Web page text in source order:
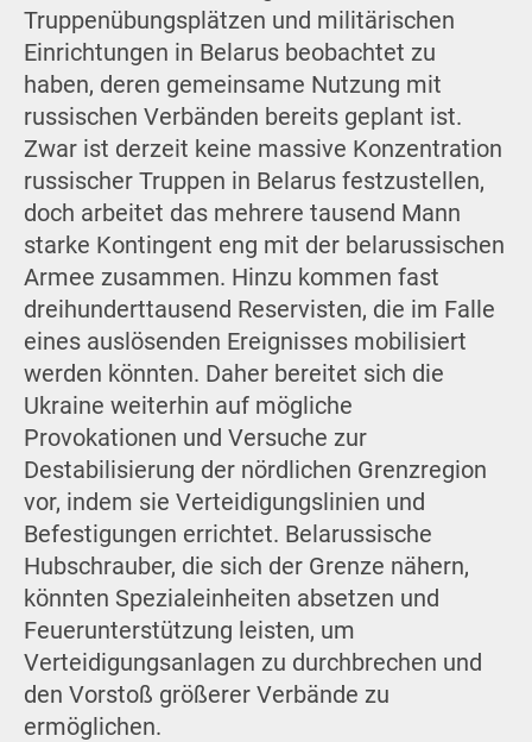
Truppenübungsplätzen und militärischen
Einrichtungen in Belarus beobachtet zu
haben, deren gemeinsame Nutzung mit
russischen Verbänden bereits geplant ist.
Zwar ist derzeit keine massive Konzentration
russischer Truppen in Belarus festzustellen,
doch arbeitet das mehrere tausend Mann
starke Kontingent eng mit der belarussischen
Armee zusammen. Hinzu kommen fast
dreihunderttausend Reservisten, die im Falle
eines auslösenden Ereignisses mobilisiert
werden könnten. Daher bereitet sich die
Ukraine weiterhin auf mögliche
Provokationen und Versuche zur
Destabilisierung der nördlichen Grenzregion
vor, indem sie Verteidigungslinien und
Befestigungen errichtet. Belarussische
Hubschrauber, die sich der Grenze nähern,
könnten Spezialeinheiten absetzen und
Feuerunterstützung leisten, um
Verteidigungsanlagen zu durchbrechen und
den Vorstoß größerer Verbände zu
ermöglichen.